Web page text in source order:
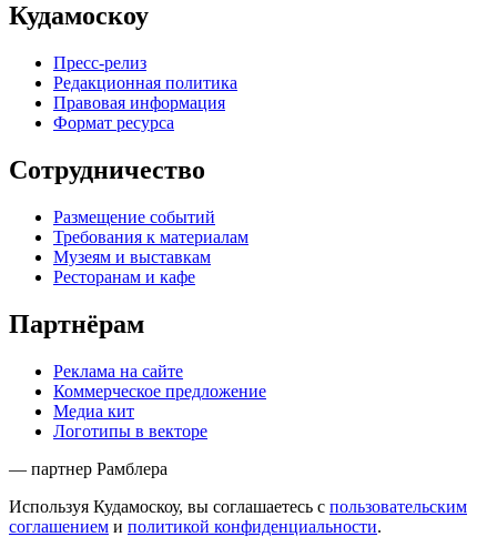
Кудамоскоу
Пресс-релиз
Редакционная политика
Правовая информация
Формат ресурса
Сотрудничество
Размещение событий
Требования к материалам
Музеям и выставкам
Ресторанам и кафе
Партнёрам
Реклама на сайте
Коммерческое предложение
Медиа кит
Логотипы в векторе
— партнер Рамблера
Используя Кудамоскоу, вы соглашаетесь с пользовательским
соглашением и политикой конфиденциальности.